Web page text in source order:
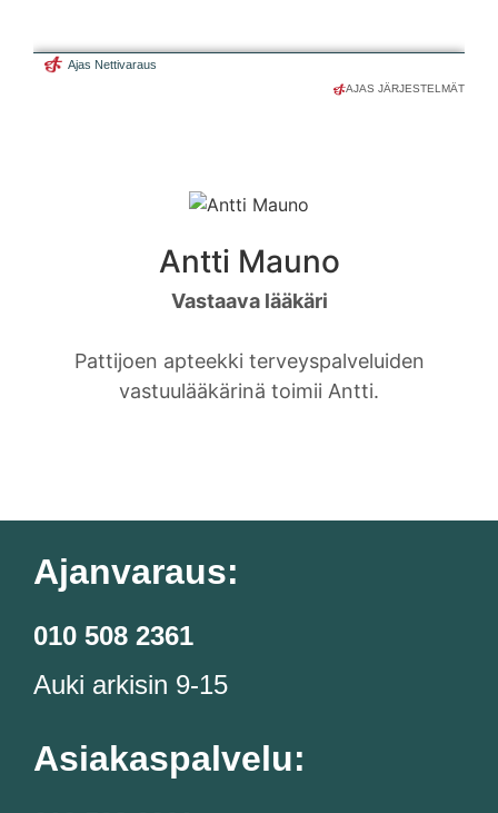
AJAS JÄRJESTELMÄT
Antti Mauno
Vastaava lääkäri
Pattijoen apteekki terveyspalveluiden
vastuulääkärinä toimii Antti.
Ajanvaraus:
010 508 2361
Auki arkisin 9-15
Asiakaspalvelu: